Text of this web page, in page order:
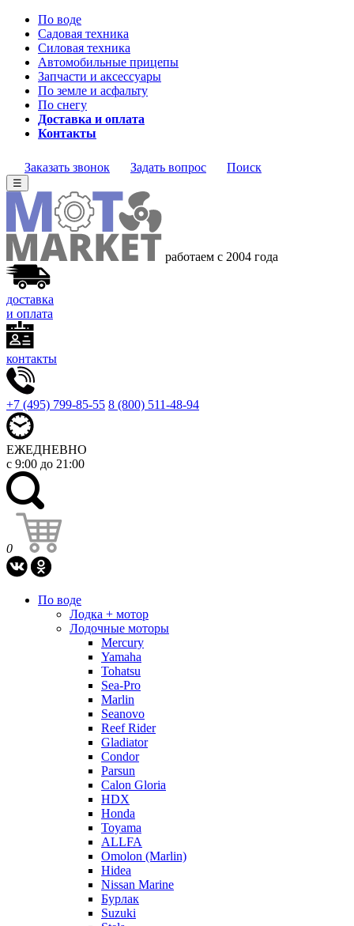
По воде
Садовая техника
Силовая техника
Автомобильные прицепы
Запчасти и аксессуары
По земле и асфальту
По снегу
Доставка и оплата
Контакты
Заказать звонок Задать вопрос Поиск
☰
работаем с 2004 года
доставка
и оплата
контакты
+7 (495) 799-85-55 8 (800) 511-48-94
ЕЖЕДНЕВНО
с 9:00 до 21:00
0
По воде
Лодка + мотор
Лодочные моторы
Mercury
Yamaha
Tohatsu
Sea-Pro
Marlin
Seanovo
Reef Rider
Gladiator
Condor
Parsun
Calon Gloria
HDX
Honda
Toyama
ALLFA
Omolon (Marlin)
Hidea
Nissan Marine
Бурлак
Suzuki